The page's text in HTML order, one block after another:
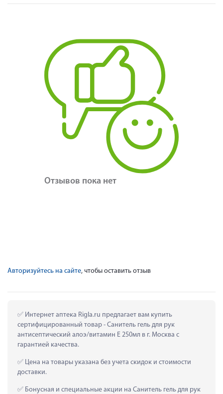
Отзывов пока нет
Авторизуйтесь на сайте, чтобы оставить отзыв
Интернет аптека Rigla.ru предлагает вам купить
сертифицированный товар - Санитель гель для рук
антисептический алоэ/витамин Е 250мл в г. Москва с
гарантией качества.
Цена на товары указана без учета скидок и стоимости
доставки.
Бонусная и специальные акции на Санитель гель для рук